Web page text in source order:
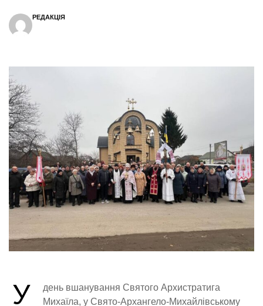
РЕДАКЦІЯ
У
день вшанування Святого Архистратига
Михаїла, у Свято-Архангело-Михайлівському